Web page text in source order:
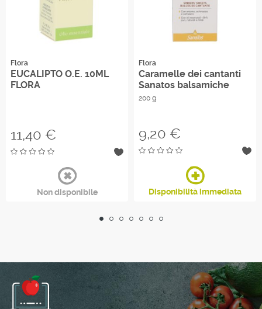
Flora
EUCALIPTO O.E. 10ML
FLORA
Prezzo
11,40 €
Non disponibile
Flora
Caramelle dei cantanti
Sanatos balsamiche
200 g
Prezzo
9,20 €
Disponibilità immediata